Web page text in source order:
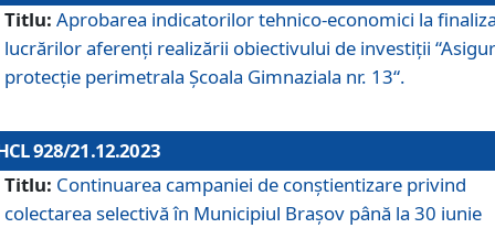
Titlu: Aprobarea indicatorilor tehnico-economici la
lucrărilor aferenți realizării obiectivului de investiții
protecție perimetrala Școala Gimnaziala nr. 13“.
928/21.12.2023
Titlu: Continuarea campaniei de conștientizare privind
colectarea selectivă în Municipiul Braşov până la 30 iunie